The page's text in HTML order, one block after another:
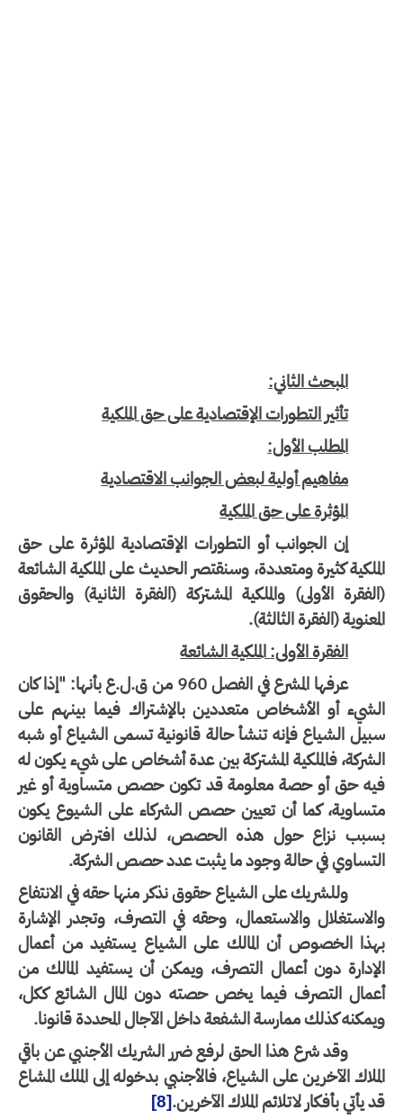
المبحث الثاني:
تأثير التطورات الإقتصادية على حق الملكية
المطلب الأول:
مفاهيم أولية لبعض الجوانب الاقتصادية
المؤثرة على حق الملكية
إن الجوانب أو التطورات الإقتصادية المؤثرة على حق
كثيرة ومتعددة، وسنقتصر الحديث على الملكية الشائعة
الأولى) والملكية المشتركة (الفقرة الثانية) والحقوق
(الفقرة الثالثة).
الفقرة الأولى: الملكية الشائعة
عرفها المشرع في الفصل 960 من ق.ل.ع بأنها: "إذا كان
أو الأشخاص متعددين بالإشتراك فيما بينهم على
الشياع فإنه تنشأ حالة قانونية تسمى الشياع أو شبه
فالملكية المشتركة بين عدة أشخاص على شيء يكون له
حق أو حصة معلومة قد تكون حصص متساوية أو غير
كما أن تعيين حصص الشركاء على الشيوع يكون
نزاع حول هذه الحصص، لذلك افترض القانون
في حالة وجود ما يثبت عدد حصص الشركة.
وللشريك على الشياع حقوق نذكر منها حقه في الانتفاع
والاستعمال، وحقه في التصرف، وتجدر الإشارة
الخصوص أن المالك على الشياع يستفيد من أعمال
دون أعمال التصرف، ويمكن أن يستفيد المالك من
التصرف فيما يخص حصته دون المال الشائع ككل،
كذلك ممارسة الشفعة داخل الآجال المحددة قانونا.
وقد شرع هذا الحق لرفع ضرر الشريك الأجنبي عن باقي
الآخرين على الشياع، فالأجنبي بدخوله إلى الملك المشاع
يأتي بأفكار لاتلائم الملاك الآخرين.[8]